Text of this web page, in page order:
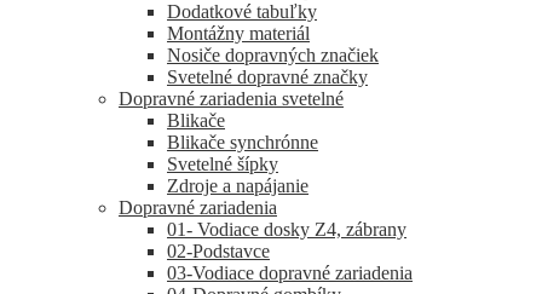
Dodatkové tabuľky
Montážny materiál
Nosiče dopravných značiek
Svetelné dopravné značky
Dopravné zariadenia svetelné
Blikače
Blikače synchrónne
Svetelné šípky
Zdroje a napájanie
Dopravné zariadenia
01- Vodiace dosky Z4, zábrany
02-Podstavce
03-Vodiace dopravné zariadenia